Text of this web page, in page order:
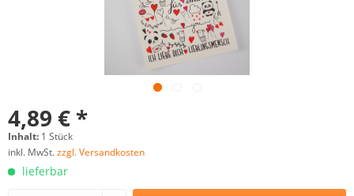
4,89 € *
Inhalt: 1 Stück
inkl. MwSt.zzgl. Versandkosten
lieferbar